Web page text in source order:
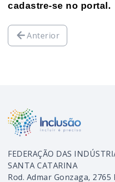
cadastre-se no portal.
Anterior
FEDERAÇÃO DAS
SANTA CATARINA
Rod. Admar Gonzaga,